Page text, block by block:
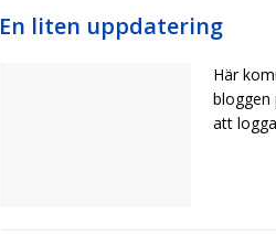
En liten uppdatering
Här
att